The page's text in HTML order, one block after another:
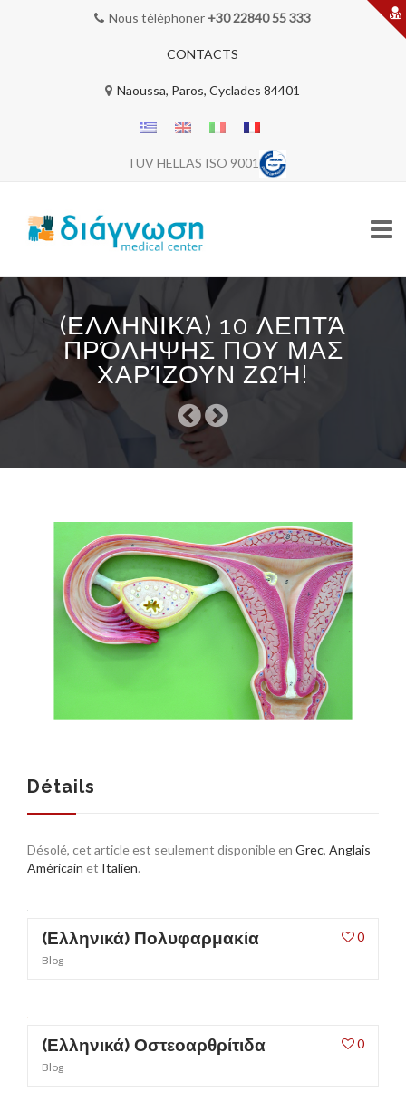
Nous téléphoner +30 22840 55 333
CONTACTS
Naoussa, Paros, Cyclades 84401
TUV HELLAS ISO 9001
Skip
to
content
BIENVENUE
SERVICES
(ΕΛΛΗΝΙΚΆ) 10 ΛΕΠΤΆ
ΠΡΌΛΗΨΗΣ ΠΟΥ ΜΑΣ
ΧΑΡΊΖΟΥΝ ΖΩΉ!
Détails
Désolé, cet article est seulement disponible en Grec, Anglais
Américain et Italien.
0
(Ελληνικά) Πολυφαρμακία
Blog
0
(Ελληνικά) Οστεοαρθρίτιδα
Blog